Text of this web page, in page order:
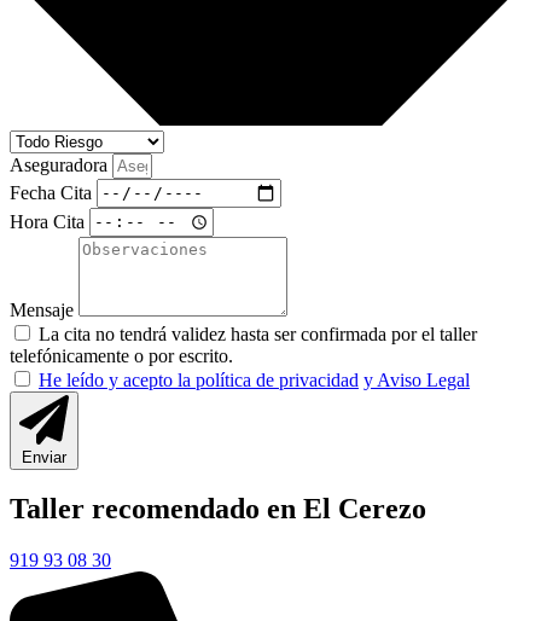
Aseguradora
Fecha Cita
Hora Cita
Mensaje
La cita no tendrá validez hasta ser confirmada por el taller
telefónicamente o por escrito.
He leído y acepto la política de privacidad y Aviso Legal
Enviar
Taller recomendado en El Cerezo
919 93 08 30